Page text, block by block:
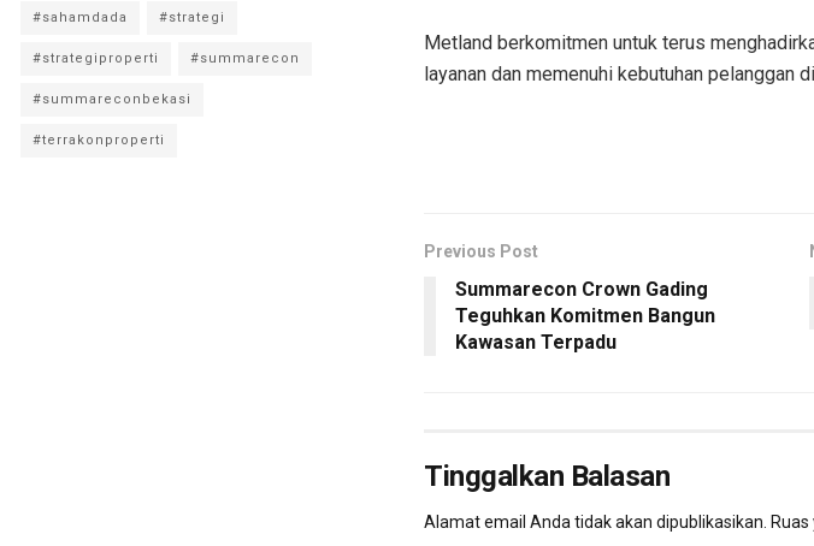
Metland berkomitmen untuk terus
layanan dan memenuhi kebutuhan pelanggan
Previous Post
Summarecon Crown Gading
Teguhkan Komitmen Bangun
Kawasan Terpadu
Tinggalkan Balasan
Alamat email Anda tidak akan dipublikasikan.
#sahamdada #strategi
#strategiproperti #summarecon
#summareconbekasi
#terrakonproperti